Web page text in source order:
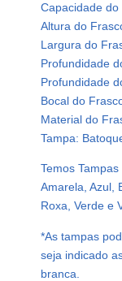
Capacidade
Altura do
Largura do
Profundidade
Profundidade
Bocal do
Material do
Tampa:
Temos
Amarela, Azul,
Roxa, Verde e
*As tampas
seja indicado
branca.